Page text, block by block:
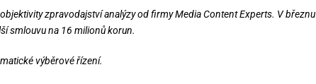
zpravodajství analýzy od firmy Media Content Experts. V březnu
smlouvu na 16 milionů korun.
výběrové řízení.